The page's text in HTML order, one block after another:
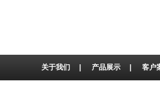
关于我们 产品展示 客户